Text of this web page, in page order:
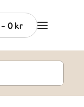
- 0 kr